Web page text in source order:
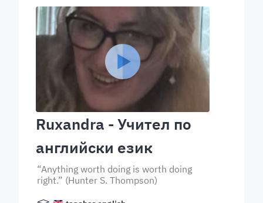
Ruxandra - Учител по
английски език
“Anything worth doing is worth doing
right.” (Hunter S. Thompson)